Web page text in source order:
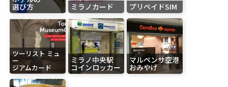
選び方 ミラノカード プリペイドSIM
ツーリスト ミュ
ー
ジアムカード
ミラノ中央駅
コインロッカー
マルペンサ空港
おみやげ